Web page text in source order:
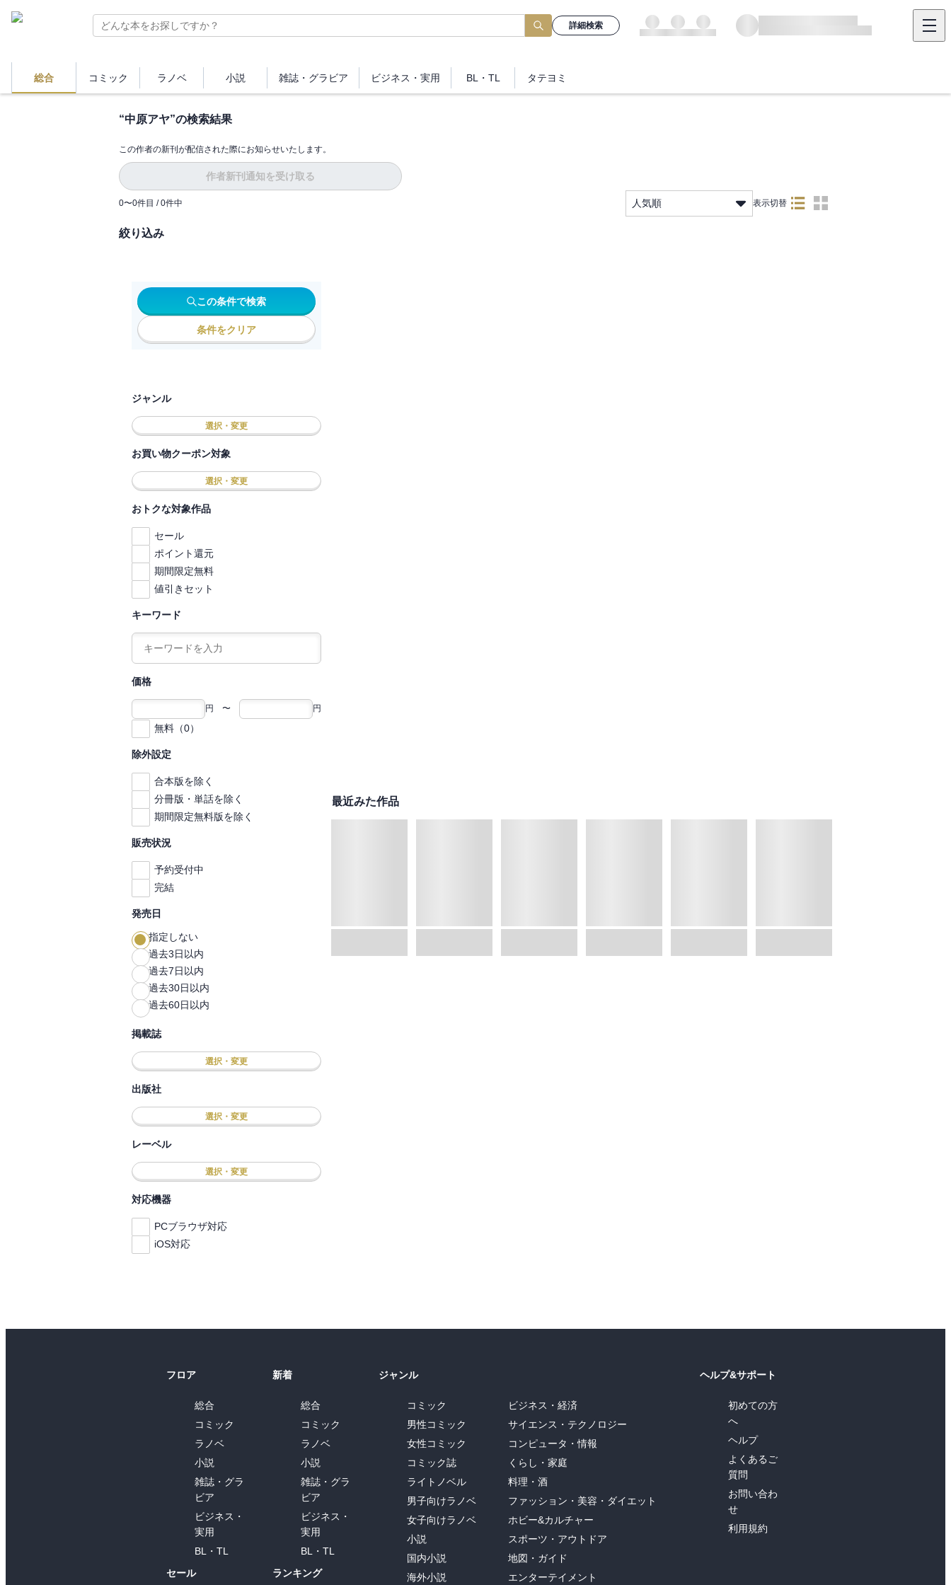
詳細検索
総合 コミック ラノベ 小説 雑誌・ グラビア ビジネス ・実用 BL・TL タテヨミ
“中原アヤ”の検索結果
この作者の新刊が配信された際にお知らせいたします。
作者新刊通知を受け取る
0〜0件目 / 0件中 人気順 表示切替
絞り込み
この条件で検索
条件をクリア
ジャンル
選択・変更
お買い物クーポン対象
選択・変更
おトクな対象作品
セール
ポイント還元
期間限定無料
値引きセット
キーワード
価格
円 〜 円
無料（0）
除外設定
合本版を除く
分冊版・単話を除く
期間限定無料版を除く
販売状況
予約受付中
完結
発売日
指定しない
過去3日以内
過去7日以内
過去30日以内
過去60日以内
掲載誌
選択・変更
出版社
選択・変更
レーベル
選択・変更
対応機器
PCブラウザ対応
iOS対応
最近みた作品
フロア
総合
コミック
ラノベ
小説
雑誌・グラ
ビア
ビジネス・
実用
BL・TL
セール
新着
総合
コミック
ラノベ
小説
雑誌・グラ
ビア
ビジネス・
実用
BL・TL
ランキング
ジャンル
コミック
男性コミック
女性コミック
コミック誌
ライトノベル
男子向けラノベ
女子向けラノベ
小説
国内小説
海外小説
ビジネス・経済
サイエンス・テクノロジー
コンピュータ・情報
くらし・家庭
料理・酒
ファッション・美容・ダイエット
ホビー&カルチャー
スポーツ・アウトドア
地図・ガイド
エンターテイメント
ヘルプ&サポート
初めての方
へ
ヘルプ
よくあるご
質問
お問い合わ
せ
利用規約